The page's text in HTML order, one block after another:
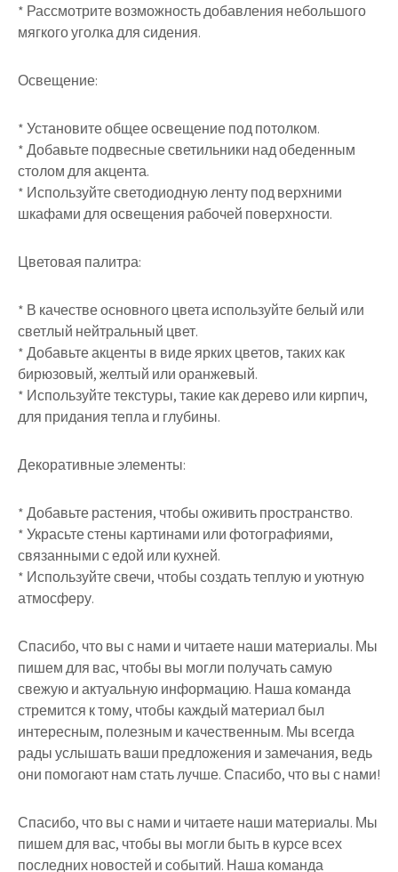
* Рассмотрите возможность добавления небольшого
мягкого уголка для сидения.
Освещение:
* Установите общее освещение под потолком.
* Добавьте подвесные светильники над обеденным
столом для акцента.
* Используйте светодиодную ленту под верхними
шкафами для освещения рабочей поверхности.
Цветовая палитра:
* В качестве основного цвета используйте белый или
светлый нейтральный цвет.
* Добавьте акценты в виде ярких цветов, таких как
бирюзовый, желтый или оранжевый.
* Используйте текстуры, такие как дерево или кирпич,
для придания тепла и глубины.
Декоративные элементы:
* Добавьте растения, чтобы оживить пространство.
* Украсьте стены картинами или фотографиями,
связанными с едой или кухней.
* Используйте свечи, чтобы создать теплую и уютную
атмосферу.
Спасибо, что вы с нами и читаете наши материалы. Мы
пишем для вас, чтобы вы могли получать самую
свежую и актуальную информацию. Наша команда
стремится к тому, чтобы каждый материал был
интересным, полезным и качественным. Мы всегда
рады услышать ваши предложения и замечания, ведь
они помогают нам стать лучше. Спасибо, что вы с нами!
Спасибо, что вы с нами и читаете наши материалы. Мы
пишем для вас, чтобы вы могли быть в курсе всех
последних новостей и событий. Наша команда